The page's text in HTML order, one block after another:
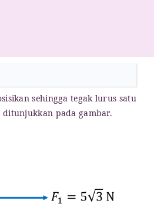
sehingga tegak lurus satu
pada gambar.